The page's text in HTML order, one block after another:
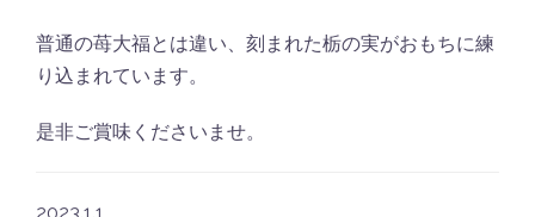
普通の苺大福とは違い、刻まれた栃の実がおもちに練
り込まれています。
是非ご賞味くださいませ。